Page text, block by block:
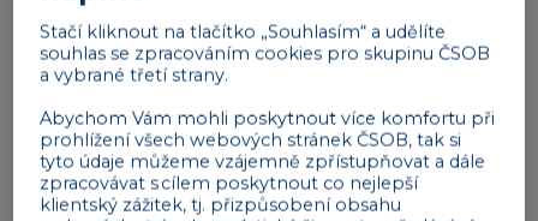
Spoofing
Mezi nejnebezpečnější techniky kyberútočníků
patří spoofing, při kterém se kyberzločinci
za jinou osobu nebo zařízení s cílem získat
důvěrné informace, přístup k systému nebo
způsobit oběti finanční škody.
Stačí kliknout na tlačítko „Souhlasím“ a udělíte
souhlas se zpracováním cookies pro skupinu ČSOB
a vybrané třetí strany.
Abychom Vám mohli poskytnout více komfortu při
prohlížení všech webových stránek ČSOB, tak si
tyto údaje můžeme vzájemně zpřístupňovat a dále
zpracovávat s cílem poskytnout co nejlepší
klientský zážitek, tj. přizpůsobení obsahu